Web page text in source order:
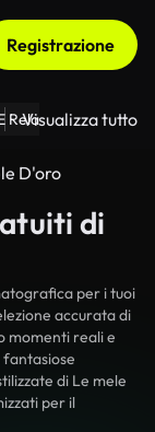
Registrazione
Relazioni Il
Visualizza tutto
D'oro
di
per i tuoi
accurata di
momenti reali e
fantasiose
di Le mele
per il